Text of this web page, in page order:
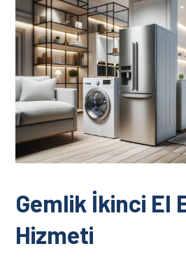
Gemlik İkinci El
Hizmeti